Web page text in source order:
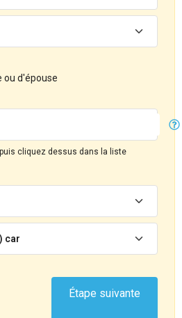
ou d'épouse
cliquez dessus dans la liste
car